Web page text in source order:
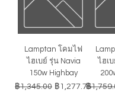
Lamptan โคมไฟ
ไฮเบย์ รุ่น Navia
150w Highbay
ราคาปกติ
฿1,345.00 ราคาขายลด
฿1,277.75
ไฮเ
ราคาป
฿